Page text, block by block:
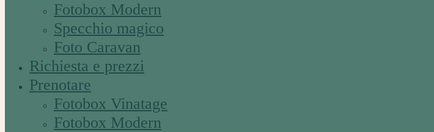
Fotobox Modern
Specchio magico
Foto Caravan
Richiesta e prezzi
Prenotare
Fotobox Vinatage
Fotobox Modern